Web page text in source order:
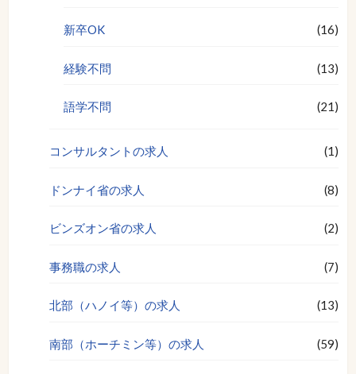
新卒OK (16)
経験不問 (13)
語学不問 (21)
コンサルタントの求人 (1)
ドンナイ省の求人 (8)
ビンズオン省の求人 (2)
事務職の求人 (7)
北部（ハノイ等）の求人 (13)
南部（ホーチミン等）の求人 (59)